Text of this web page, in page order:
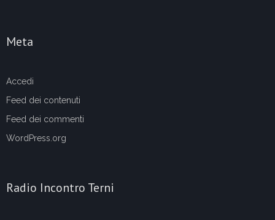
Meta
Accedi
Feed dei contenuti
Feed dei commenti
WordPress.org
Radio Incontro Terni